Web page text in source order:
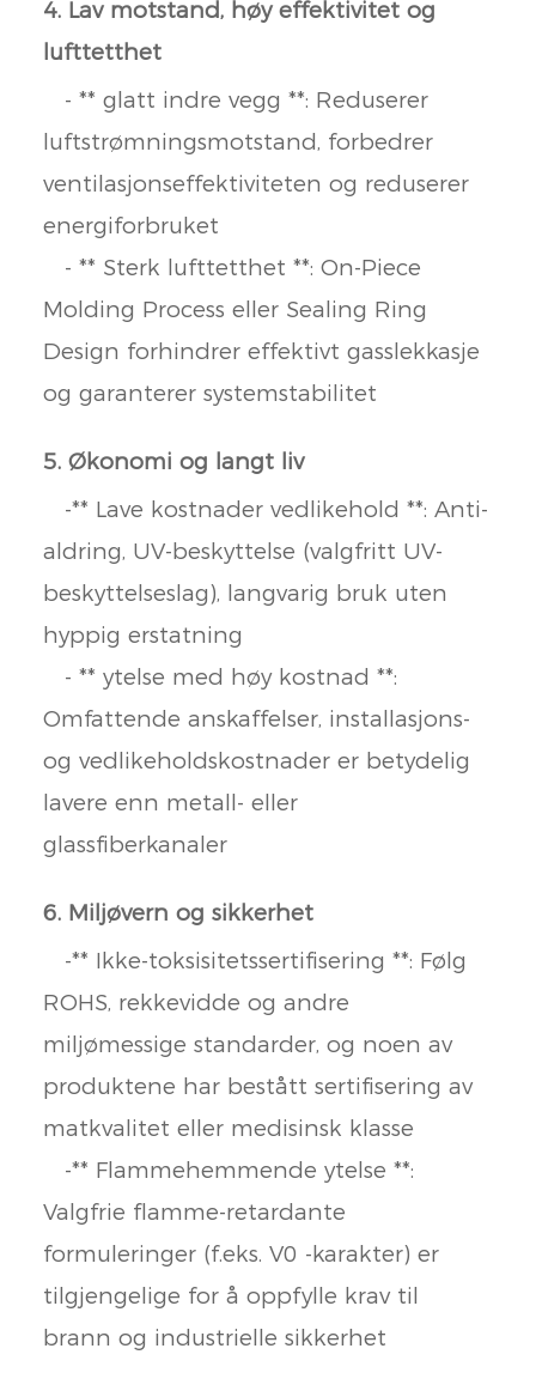
4. Lav motstand, høy effektivitet og
lufttetthet
- ** glatt indre vegg **: Reduserer
luftstrømningsmotstand, forbedrer
ventilasjonseffektiviteten og reduserer
energiforbruket
- ** Sterk lufttetthet **: On-Piece
Molding Process eller Sealing Ring
Design forhindrer effektivt gasslekkasje
og garanterer systemstabilitet
5. Økonomi og langt liv
-** Lave kostnader vedlikehold **: Anti-
aldring, UV-beskyttelse (valgfritt UV-
beskyttelseslag), langvarig bruk uten
hyppig erstatning
- ** ytelse med høy kostnad **:
Omfattende anskaffelser, installasjons-
og vedlikeholdskostnader er betydelig
lavere enn metall- eller
glassfiberkanaler
6. Miljøvern og sikkerhet
-** Ikke-toksisitetssertifisering **: Følg
ROHS, rekkevidde og andre
miljømessige standarder, og noen av
produktene har bestått sertifisering av
matkvalitet eller medisinsk klasse
-** Flammehemmende ytelse **:
Valgfrie flamme-retardante
formuleringer (f.eks. V0 -karakter) er
tilgjengelige for å oppfylle krav til
brann og industrielle sikkerhet